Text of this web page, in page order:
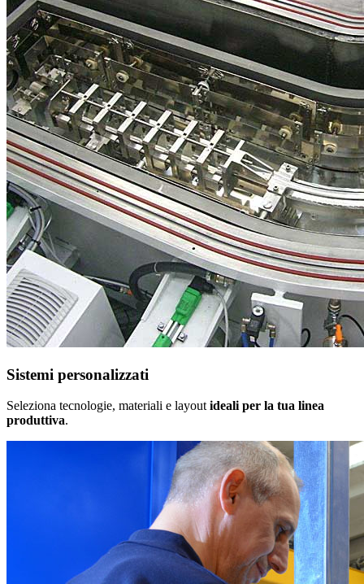
Sistemi personalizzati
Seleziona tecnologie, materiali e layout ideali per la tua linea
produttiva.